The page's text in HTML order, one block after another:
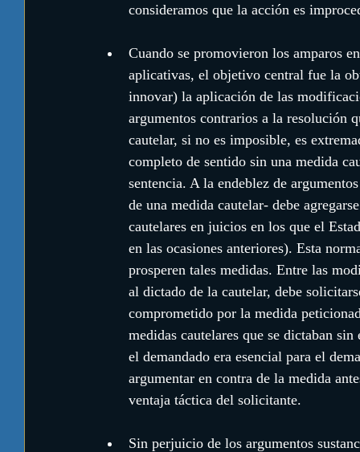
consideramos que la acción es
Cuando se promovieron los amparos
aplicativas, el objetivo central fue la
innovar) la aplicación de las
argumentos contrarios a la resolución
cautelar, si no es imposible, es
completo de sentido sin una medida
sentencia. A la endeblez de
de una medida cautelar- debe
cautelares en juicios en los que el
en las ocasiones anteriores). Esta
prosperen tales medidas. Entre las
al dictado de la cautelar, debe
comprometido por la medida
medidas cautelares que se dictaban
el demandado era esencial para el
argumentar en contra de la medida
ventaja táctica del solicitante.
Sin perjuicio de los argumentos